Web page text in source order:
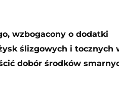
wzbogacony o dodatki
ślizgowych i tocznych
dobór środków